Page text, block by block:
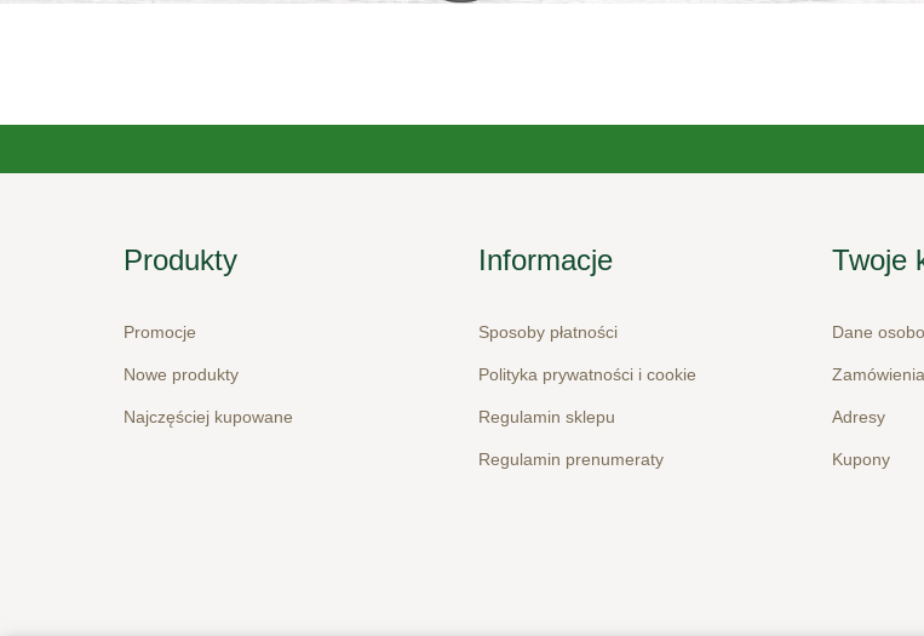
Produkty
Promocje
Nowe produkty
Najczęściej kupowane
Informacje
Sposoby płatności
Polityka prywatności i cookie
Regulamin sklepu
Regulamin prenumeraty
Twoje
Dane
Zamówienia
Adresy
Kupony